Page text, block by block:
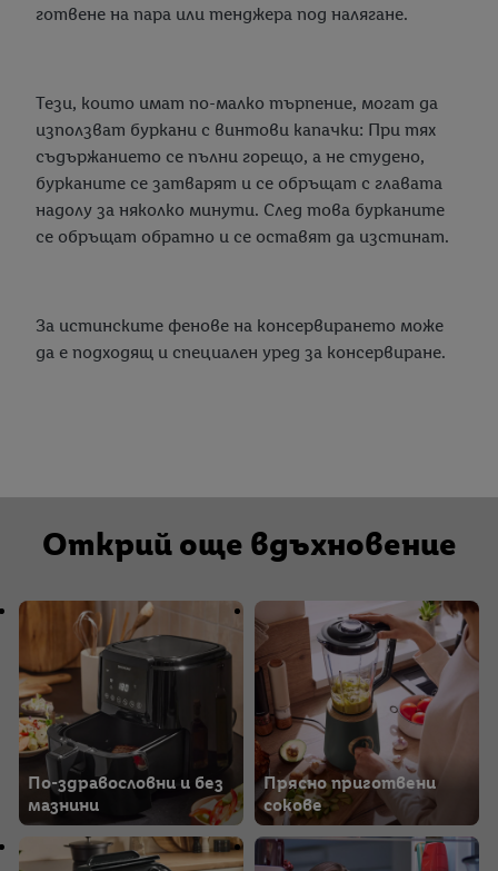
готвене на пара или тенджера под налягане.
Тези, които имат по-малко търпение, могат да
използват буркани с винтови капачки: При тях
съдържанието се пълни горещо, а не студено,
бурканите се затварят и се обръщат с главата
надолу за няколко минути. След това бурканите
се обръщат обратно и се оставят да изстинат.
За истинските фенове на консервирането може
да е подходящ и специален уред за консервиране.
Открий още вдъхновение
По-здравословни и без
мазнини
Прясно приготвени
сокове